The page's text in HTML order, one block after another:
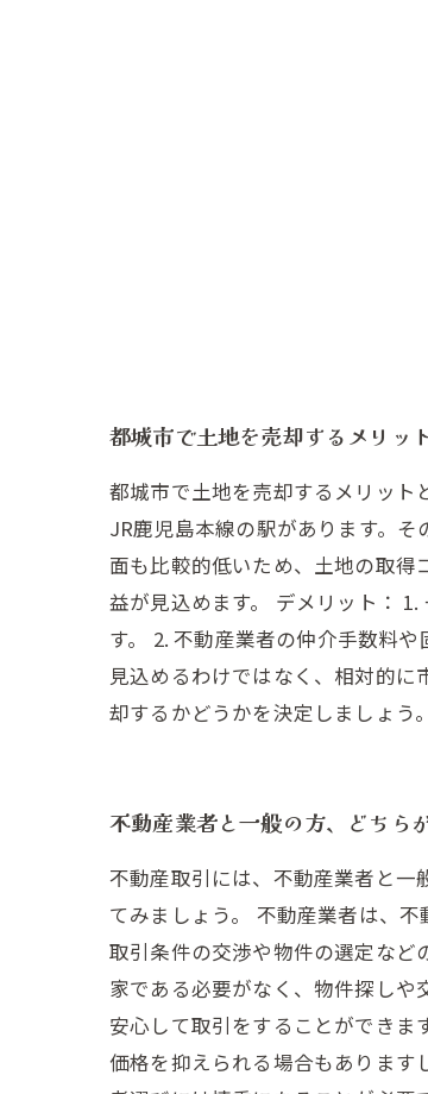
都城市で土地を売却するメリッ
都城市で土地を売却するメリット
JR鹿児島本線の駅があります。
面も比較的低いため、土地の取得
益が見込めます。 デメリット：
す。 2. 不動産業者の仲介手数料
見込めるわけではなく、相対的
却するかどうかを決定しましょう。
不動産業者と一般の方、どちら
不動産取引には、不動産業者と一
てみましょう。 不動産業者は、
取引条件の交渉や物件の選定など
家である必要がなく、物件探しや
安心して取引をすることができま
価格を抑えられる場合もあります